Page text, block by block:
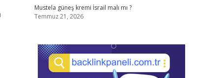
Mustela güneş kremi İsrail malı mı ?
Temmuz 21, 2026